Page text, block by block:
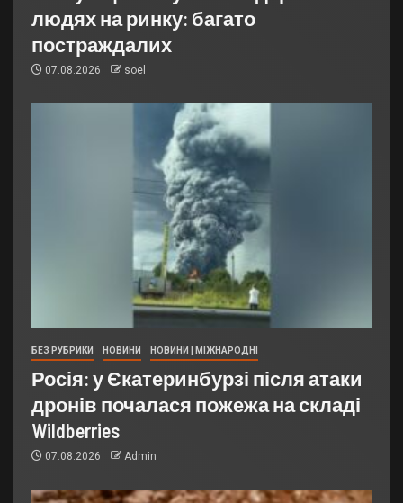
людях на ринку: багато
постраждалих
07.08.2026 soel
БЕЗ РУБРИКИ НОВИНИ НОВИНИ | МІЖНАРОДНІ
Росія: у Єкатеринбурзі після атаки
дронів почалася пожежа на складі
Wildberries
07.08.2026 Admin